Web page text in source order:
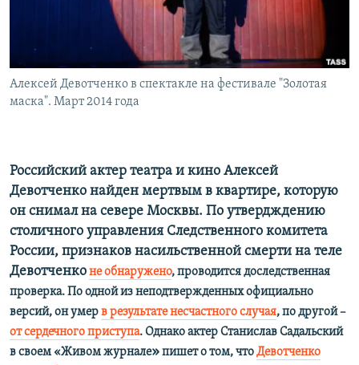
УКРАИНСКАЯ ПРОБЛЕМА КРЫМА
Все сайты RFE/RL
Алексей Девотченко в спектакле на фестивале "Золотая
маска". Март 2014 года
Российский актер театра и кино Алексей
Девотченко найден мертвым в квартире, которую
он снимал на севере Москвы. По утвердждению
столичного управления Следственного комитета
России, признаков насильственной смерти на теле
Девотченконе обнаружено, проводится доследственная
проверка. По одной из неподтвержденных официально
версий, он умерв результате несчастного случая, по другой –
от сердечного приступа. Однако актер Станислав Садальский
в своем «Живом журнале»пишет о том, чтоДевотченко